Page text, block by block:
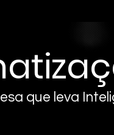
que leva